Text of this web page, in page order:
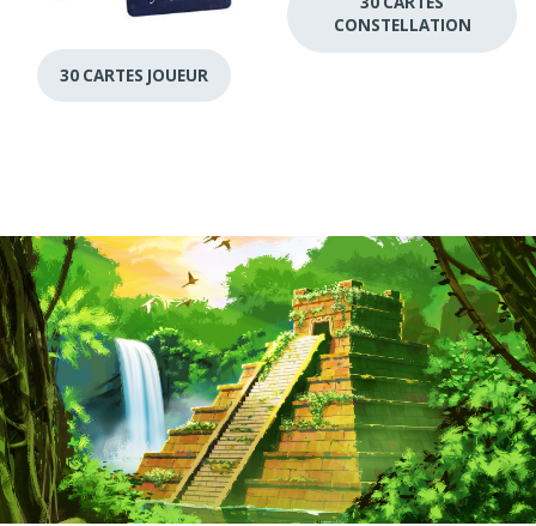
CONSTELLATION
30 CARTES JOUEUR